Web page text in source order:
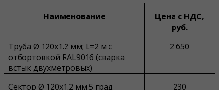
Наименование
Цена с НДС,
руб.
Труба Ø 120х1.2 мм; L=2 м с
отбортовкой RAL9016 (сварка
встык двухметровых)
2 650
Сектор Ø 120х1.2 мм 5 град
230